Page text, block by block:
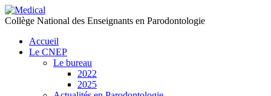
Collège National des Enseignants en Parodontologie
Accueil
Le CNEP
Le bureau
2022
2025
précédente
précédent
suivante
suivant